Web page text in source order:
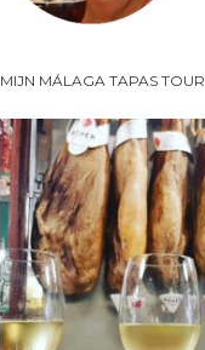
MIJN MÁLAGA TAPAS TOUR